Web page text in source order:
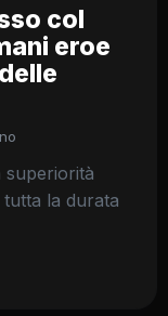
col
eroe
superiorità
la durata